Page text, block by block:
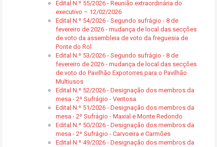
Edital N.º 55/2026 - Reunião extraordinária do
executivo – 12/02/2026
Edital N.º 54/2026 - Segundo sufrágio - 8 de
fevereiro de 2026 - mudança de local das secções
de voto da assembleia de voto da freguesia de
Ponte do Rol
Edital N.º 53/2026 - Segundo sufrágio - 8 de
fevereiro de 2026 - mudança de local das secções
de voto do Pavilhão Expotorres para o Pavilhão
Multiusos
Edital N.º 52/2026 - Designação dos membros da
mesa - 2º Sufrágio - Ventosa
Edital N.º 51/2026 - Designação dos membros da
mesa - 2º Sufrágio - Maxial e Monte Redondo
Edital N.º 50/2026 - Designação dos membros da
mesa - 2º Sufrágio - Carvoeira e Carmões
Edital N.º 49/2026 - Designação dos membros da